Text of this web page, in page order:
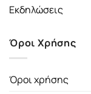
Εκδηλώσεις
Όροι Χρήσης
Όροι χρήσης